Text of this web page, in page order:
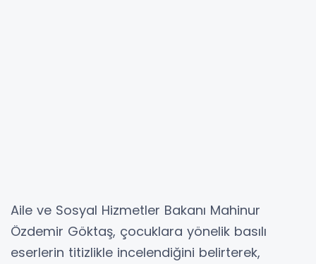
Aile ve Sosyal Hizmetler Bakanı Mahinur
Özdemir Göktaş, çocuklara yönelik basılı
eserlerin titizlikle incelendiğini belirterek,